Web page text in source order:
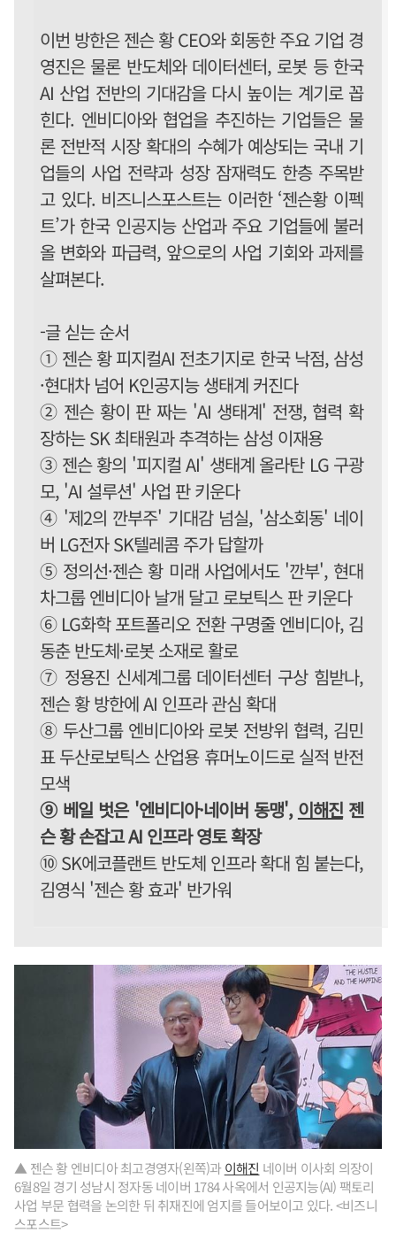
이번 방한은 젠슨 황 CEO와 회동한 주요 기업 경
영진은 물론 반도체와 데이터센터, 로봇 등 한국
AI 산업 전반의 기대감을 다시 높이는 계기로 꼽
힌다. 엔비디아와 협업을 추진하는 기업들은 물
론 전반적 시장 확대의 수혜가 예상되는 국내 기
업들의 사업 전략과 성장 잠재력도 한층 주목받
고 있다. 비즈니스포스트는 이러한 ‘젠슨황 이펙
트’가 한국 인공지능 산업과 주요 기업들에 불러
올 변화와 파급력, 앞으로의 사업 기회와 과제를
살펴본다.
-글 싣는 순서
① 젠슨 황 피지컬AI 전초기지로 한국 낙점, 삼성
·현대차 넘어 K인공지능 생태계 커진다
② 젠슨 황이 판 짜는 'AI 생태계' 전쟁, 협력 확
장하는 SK 최태원과 추격하는 삼성 이재용
③ 젠슨 황의 '피지컬 AI' 생태계 올라탄 LG 구광
모, 'AI 설루션' 사업 판 키운다
④ '제2의 깐부주' 기대감 넘실, '삼소회동' 네이
버 LG전자 SK텔레콤 주가 답할까
⑤ 정의선·젠슨 황 미래 사업에서도 '깐부', 현대
차그룹 엔비디아 날개 달고 로보틱스 판 키운다
⑥ LG화학 포트폴리오 전환 구명줄 엔비디아, 김
동춘 반도체·로봇 소재로 활로
⑦ 정용진 신세계그룹 데이터센터 구상 힘받나,
젠슨 황 방한에 AI 인프라 관심 확대
⑧ 두산그룹 엔비디아와 로봇 전방위 협력, 김민
표 두산로보틱스 산업용 휴머노이드로 실적 반전
모색
⑨ 베일 벗은 '엔비디아·네이버 동맹', 이해진젠
슨 황 손잡고 AI 인프라 영토 확장
⑩ SK에코플랜트 반도체 인프라 확대 힘 붙는다,
김영식 '젠슨 황 효과' 반가워
▲ 젠슨 황 엔비디아 최고경영자(왼쪽)과 이해진 네이버 이사회 의장이
6월8일 경기 성남시 정자동 네이버 1784 사옥에서 인공지능(AI) 팩토리
사업 부문 협력을 논의한 뒤 취재진에 엄지를 들어보이고 있다. <비즈니
스포스트>